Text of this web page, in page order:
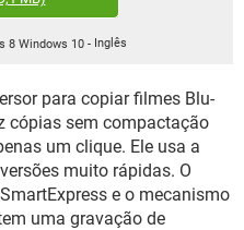
EXCEL
GMAIL
GMAIL
8 Windows 10 - Inglês
para copiar filmes Blu-
cópias sem compactação
um clique. Ele usa a
muito rápidas. O
e o mecanismo
uma gravação de